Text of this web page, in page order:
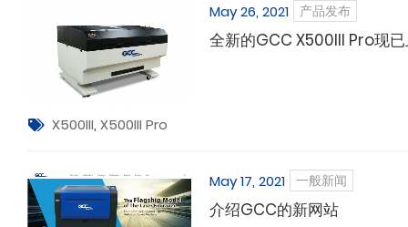
May 26, 2021 产品发布
全新的GCC X500III Pro现
X500III, X500III Pro
May 17, 2021 一般新闻
介绍GCC的新网站